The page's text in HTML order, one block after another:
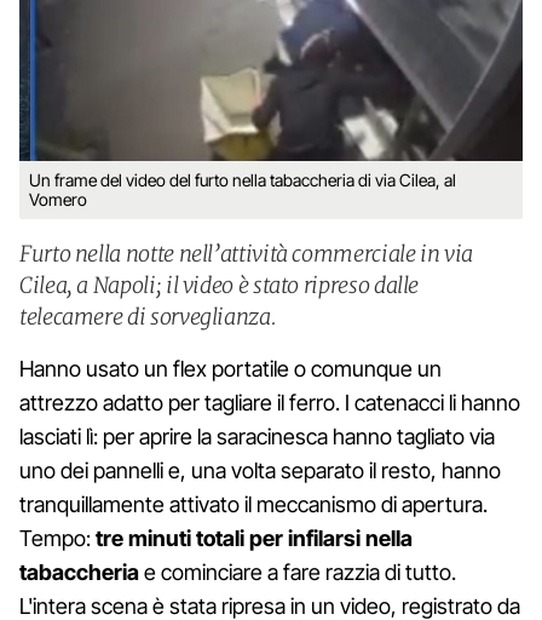
Un frame del video del furto nella tabaccheria di via Cilea, al
Vomero
Furto nella notte nell’attività commerciale in via
Cilea, a Napoli; il video è stato ripreso dalle
telecamere di sorveglianza.
Hanno usato un flex portatile o comunque un
attrezzo adatto per tagliare il ferro. I catenacci li hanno
lasciati lì: per aprire la saracinesca hanno tagliato via
uno dei pannelli e, una volta separato il resto, hanno
tranquillamente attivato il meccanismo di apertura.
Tempo:tre minuti totali per infilarsi nella
tabaccheriae cominciare a fare razzia di tutto.
L'intera scena è stata ripresa in un video, registrato da